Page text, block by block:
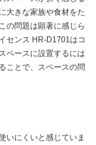
大きな家族や食材をた
の問題は顕著に感じら
センス HR-D1701はコ
ペースに設置するには
ことで、スペースの問
いにくいと感じていま